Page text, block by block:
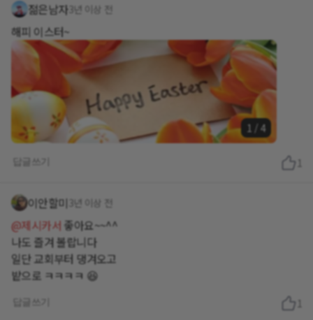
젊은남자 3년 이상 전
해피 이스터~
1 / 4
1
이안할미 3년 이상 전
@제시카서 좋아요~~^^
나도 즐겨 볼랍니다
일단 교회부터 댕겨오고
밭으로 ㅋㅋㅋㅋ 😆
1